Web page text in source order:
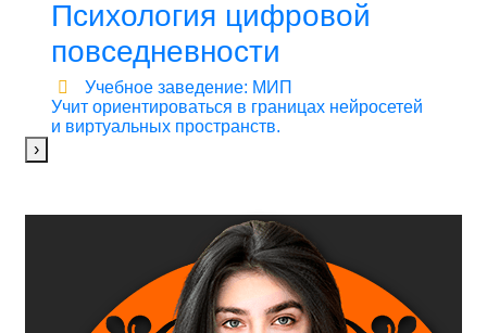
Психология цифровой
повседневности
Учебное заведение: МИП
Учит ориентироваться в границах нейросетей
и виртуальных пространств.
›